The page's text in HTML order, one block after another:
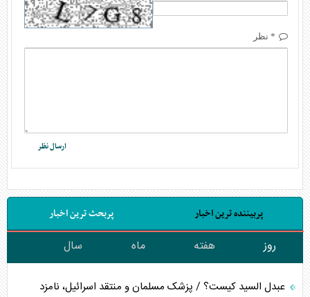
* نظر
پربیننده ترین اخبار پربحث ترین اخبار
روز هفته ماه سال
عبدل السید کیست؟ / پزشک مسلمان و منتقد اسرائیل، نامزد